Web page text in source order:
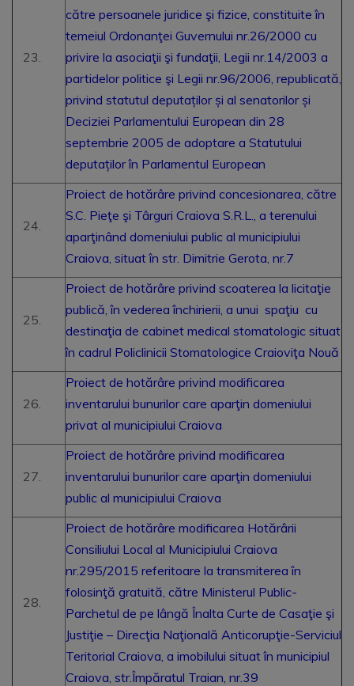
către persoanele juridice şi fizice, constituite în
temeiul Ordonanţei Guvernului nr.26/2000 cu
privire la asociaţii şi fundaţii, Legii nr.14/2003 a
partidelor politice şi Legii nr.96/2006, republicată,
privind statutul deputaților și al senatorilor și
Deciziei Parlamentului European din 28
septembrie 2005 de adoptare a Statutului
deputaților în Parlamentul European
Proiect de hotărâre privind concesionarea, către
S.C. Pieţe şi Târguri Craiova S.R.L., a terenului
aparţinând domeniului public al municipiului
Craiova, situat în str. Dimitrie Gerota, nr.7
Proiect de hotărâre privind scoaterea la licitaţie
publică, în vederea închirierii, a unui spaţiu cu
destinaţia de cabinet medical stomatologic situat
în cadrul Policlinicii Stomatologice Craioviţa Nouă
Proiect de hotărâre privind modificarea
inventarului bunurilor care aparţin domeniului
privat al municipiului Craiova
Proiect de hotărâre privind modificarea
inventarului bunurilor care aparţin domeniului
public al municipiului Craiova
Proiect de hotărâre modificarea Hotărârii
Consiliului Local al Municipiului Craiova
nr.295/2015 referitoare la transmiterea în
folosinţă gratuită, către Ministerul Public-
Parchetul de pe lângă Înalta Curte de Casaţie şi
Justiţie – Direcţia Naţională Anticorupţie-Serviciul
Teritorial Craiova, a imobilului situat în municipiul
Craiova, str.Împăratul Traian, nr.39